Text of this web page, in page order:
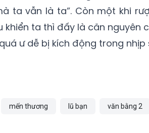
ta vẫn là ta”. Còn một khi
khiển ta thì đấy là căn nguyên
ư dễ bị kích động trong nhịp
mến thương lũ bạn văn bằng 2